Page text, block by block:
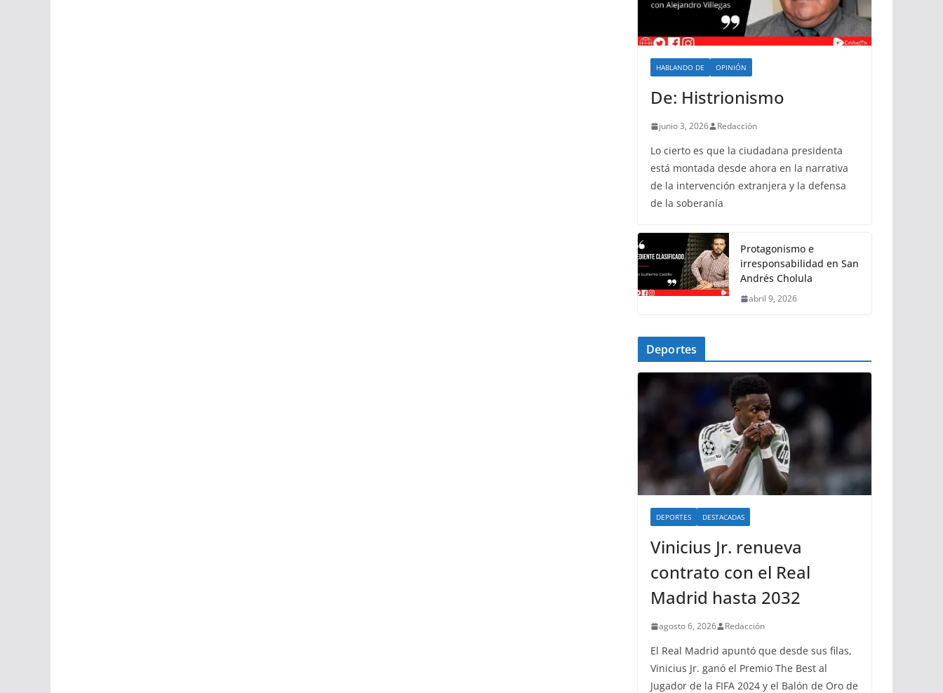
HABLANDO DE OPINIÓN
De: Histrionismo
junio 3, 2026 Redacción
Lo cierto es que la ciudadana presidenta
está montada desde ahora en la narrativa
de la intervención extranjera y la defensa
de la soberanía
Protagonismo e
irresponsabilidad en San
Andrés Cholula
abril 9, 2026
Deportes
DEPORTES DESTACADAS
Vinicius Jr. renueva
contrato con el Real
Madrid hasta 2032
agosto 6, 2026 Redacción
El Real Madrid apuntó que desde sus filas,
Vinicius Jr. ganó el Premio The Best al
Jugador de la FIFA 2024 y el Balón de Oro de